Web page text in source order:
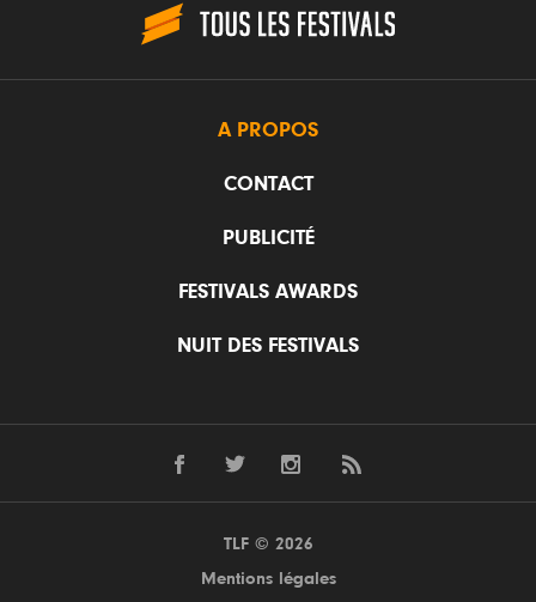
A PROPOS
CONTACT
PUBLICITÉ
FESTIVALS AWARDS
NUIT DES FESTIVALS
TLF © 2026
Mentions légales